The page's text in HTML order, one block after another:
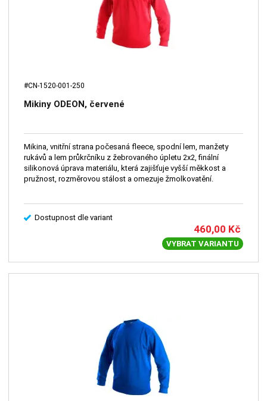
#CN-1520-001-250
Mikiny ODEON, červené
Mikina, vnitřní strana počesaná fleece, spodní lem, manžety
rukávů a lem průkrčníku z žebrovaného úpletu 2x2, finální
silikonová úprava materiálu, která zajišťuje vyšší měkkost a
pružnost, rozměrovou stálost a omezuje žmolkovatění.
Dostupnost dle variant
460,00 Kč
VYBRAT VARIANTU